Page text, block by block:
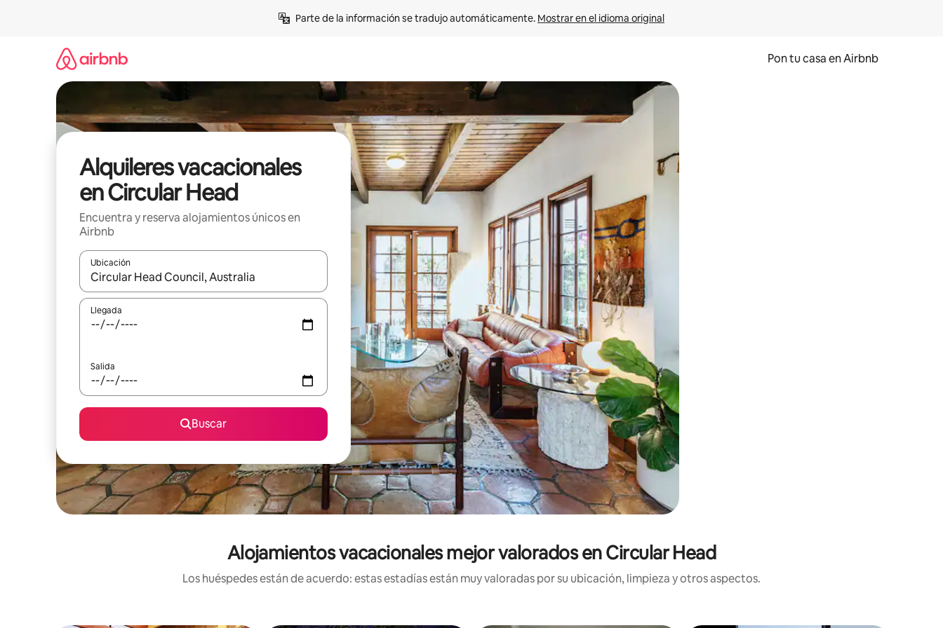
Parte de la información se tradujo automáticamente. Mostrar en el idioma original
Pon tu casa en Airbnb
Alquileres vacacionales
en Circular Head
Encuentra y reserva alojamientos únicos en
Airbnb
Ubicación
Cuando los resultados estén disponibles, navega con las teclas de flecha hacia arriba y hacia abajo o explora con el tacto o desliza el dedo.
Llegada
Salida
Buscar
Alojamientos vacacionales mejor valorados en Circular Head
Los huéspedes están de acuerdo: estas estadías están muy valoradas por su ubicación, limpieza y otros aspectos.